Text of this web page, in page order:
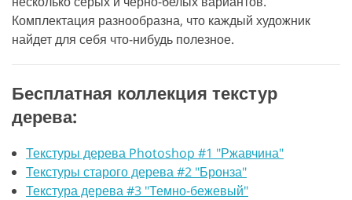
Комплектация разнообразна, что каждый художник
найдет для себя что-нибудь полезное.
Бесплатная коллекция текстур
дерева:
Текстуры дерева Photoshop #1 "Ржавчина"
Текстуры старого дерева #2 "Бронза"
Текстура дерева #3 "Темно-бежевый"